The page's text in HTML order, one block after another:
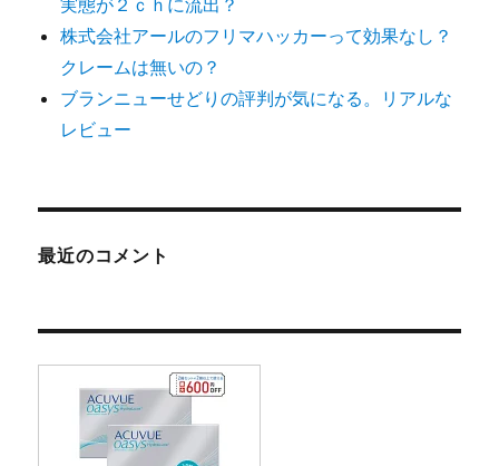
実態が２ｃｈに流出？
株式会社アールのフリマハッカーって効果なし？
クレームは無いの？
ブランニューせどりの評判が気になる。リアルな
レビュー
最近のコメント